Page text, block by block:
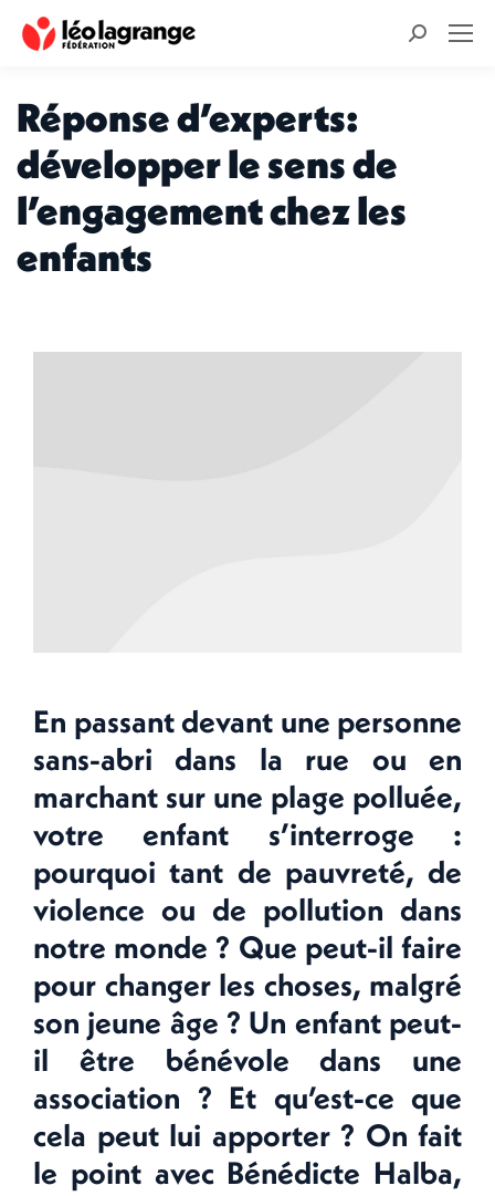
Recherche
Réponse d’experts:
développer le sens de
l’engagement chez les
enfants
En passant devant une personne
sans-abri dans la rue ou en
marchant sur une plage polluée,
votre enfant s’interroge :
pourquoi tant de pauvreté, de
violence ou de pollution dans
notre monde ? Que peut-il faire
pour changer les choses, malgré
son jeune âge ? Un enfant peut-
il être bénévole dans une
association ? Et qu’est-ce que
cela peut lui apporter ? On fait
le point avec Bénédicte Halba,